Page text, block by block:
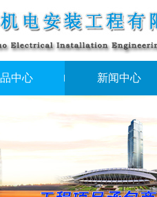
中心 新闻中心